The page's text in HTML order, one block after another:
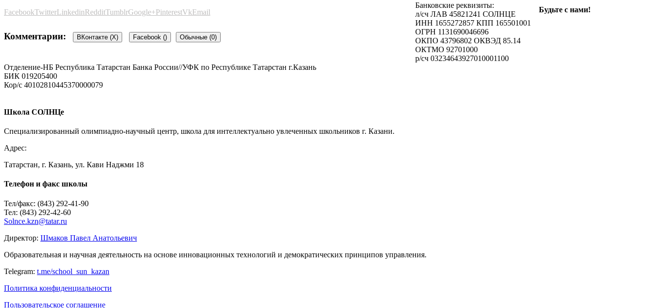
FacebookTwitterLinkedinRedditTumblrGoogle+PinterestVkEmail
Комментарии: ВКонтакте (X) Facebook () Обычные (0)
Добавить комментарий
Ваш e-mail не будет опубликован.
Комментарий
Имя
E-mail*
Сайт
Будьте с нами!
Банковские реквизиты:
л/сч ЛАВ 45821241 СОЛНЦЕ
ИНН 1655272857 КПП 165501001
ОГРН 1131690046696
ОКПО 43796802 ОКВЭД 85.14
ОКТМО 92701000
р/cч 03234643927010001100
Отделение-НБ Республика Татарстан Банка России//УФК по Республике Татарстан г.Казань
БИК 019205400
Кор/с 40102810445370000079
Школа СОЛНЦе
Специализированный олимпиадно-научный центр, школа для интеллектуально увлеченных школьников г. Казани.
Адрес:
Татарстан, г. Казань, ул. Кави Наджми 18
Телефон и факс школы
Тел/факс: (843) 292-41-90
Тел: (843) 292-42-60
Solnce.kzn@tatar.ru
Директор: Шмаков Павел Анатольевич
Образовательная и научная деятельность на основе инновационных технологий и демократических принципов управления.
Telegram: t.me/school_sun_kazan
Политика конфиденциальности
Пользовательское соглашение